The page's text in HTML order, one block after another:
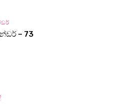
– 73